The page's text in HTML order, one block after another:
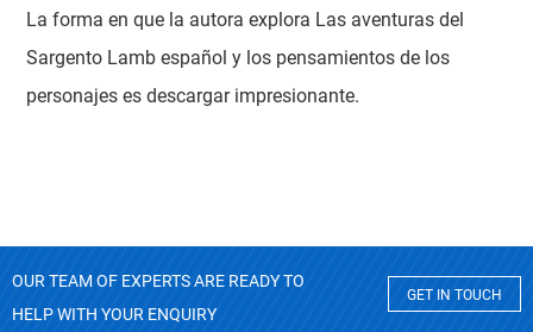
La forma en que la autora explora Las aventuras del
Sargento Lamb español y los pensamientos de los
personajes es descargar impresionante.
OUR TEAM OF EXPERTS ARE READY TO
HELP WITH YOUR ENQUIRY
GET IN TOUCH